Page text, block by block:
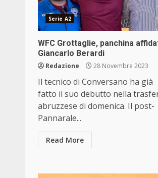
Serie A2
WFC Grottaglie, panchina
Giancarlo Berardi
Redazione 28 Novembre 2023
Il tecnico di Conversano ha già
fatto il suo debutto nella
abruzzese di domenica. Il post-
Pannarale...
Read More